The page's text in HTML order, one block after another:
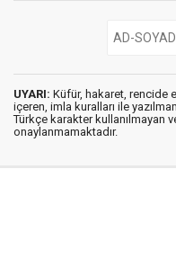
UYARI: Küfür, hakaret, rencide
içeren, imla kuralları ile
Türkçe karakter kullanılmayan
onaylanmamaktadır.